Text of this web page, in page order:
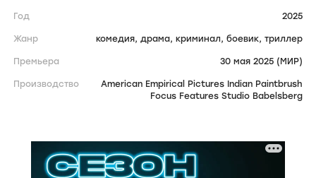
Год 2025
Жанр комедия, драма, криминал, боевик, триллер
Премьера 30 мая 2025 (МИР)
Производство
American Empirical Pictures Indian Paintbrush
Focus Features Studio Babelsberg